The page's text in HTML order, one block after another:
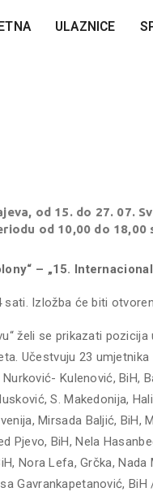
ULAZNICE
od 15. do 27. 07.
od 10,00 do 18,00
– „15.
sati. Izložba će biti
želi se prikazati
Učestvuju 23
Kulenović, BiH,
S. Makedonija,
Mirsada Baljić, BiH,
Pjevo, BiH, Nela
Nora Lefa, Grčka,
Gavrankapetanović, BiH